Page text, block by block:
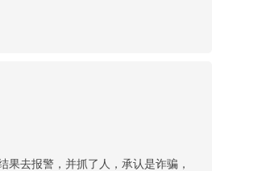
去报警，并抓了人，承认是诈骗，